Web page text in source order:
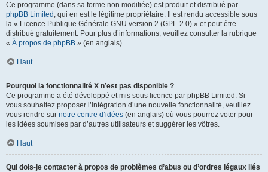
Ce programme (dans sa forme non modifiée) est produit et distribué par
phpBB Limited , qui en est le légitime propriétaire. Il est rendu accessible sous
la « Licence Publique Générale GNU version 2 (GPL-2.0) » et peut être
distribué gratuitement. Pour plus d’informations, veuillez consulter la rubrique
« À propos de phpBB » (en anglais).
Haut
Pourquoi la fonctionnalité X n’est pas disponible ?
Ce programme a été développé et mis sous licence par phpBB Limited. Si
vous souhaitez proposer l’intégration d’une nouvelle fonctionnalité, veuillez
vous rendre sur notre centre d’idées (en anglais) où vous pourrez voter pour
les idées soumises par d’autres utilisateurs et suggérer les vôtres.
Haut
Qui dois-je contacter à propos de problèmes d’abus ou d’ordres légaux liés